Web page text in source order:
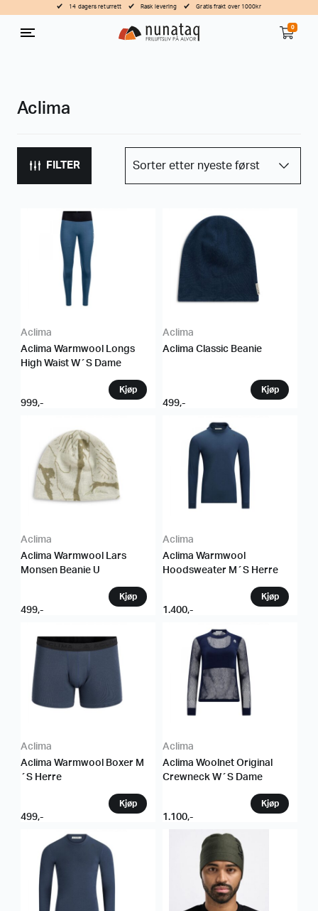
14 dagers returrett Rask levering Gratis frakt over 1000kr
0
Aclima
FILTER
Aclima
Aclima Warmwool Longs
High Waist W´S Dame
999,-
Aclima
Aclima Classic Beanie
499,-
Aclima
Aclima Warmwool Lars
Monsen Beanie U
499,-
Aclima
Aclima Warmwool
Hoodsweater M´S Herre
1.400,-
Aclima
Aclima Warmwool Boxer M
´S Herre
499,-
Aclima
Aclima Woolnet Original
Crewneck W´S Dame
1.100,-